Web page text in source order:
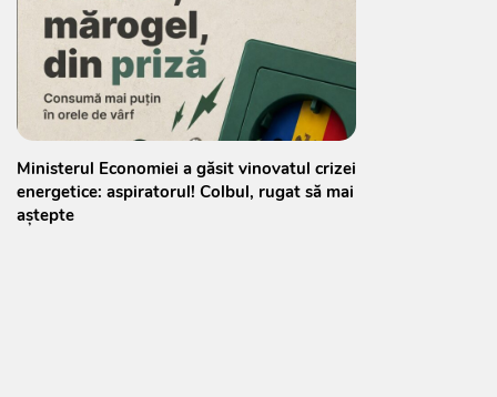
Ministerul Economiei a găsit vinovatul crizei
energetice: aspiratorul! Colbul, rugat să mai
aștepte